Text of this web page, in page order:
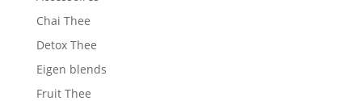
Chai Thee
Detox Thee
Eigen blends
Fruit Thee